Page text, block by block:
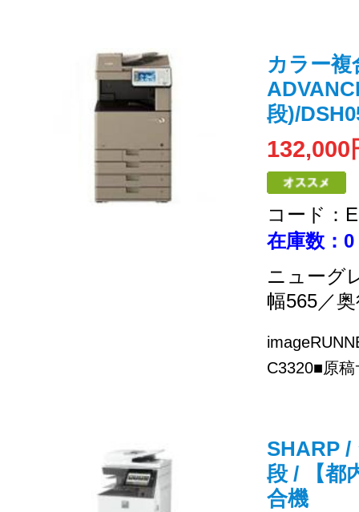
カラー
段)/
132,000
コード：
在庫数：0
ニューグ
幅565／
C3320■原
SHARP /
段 / 【都
合機